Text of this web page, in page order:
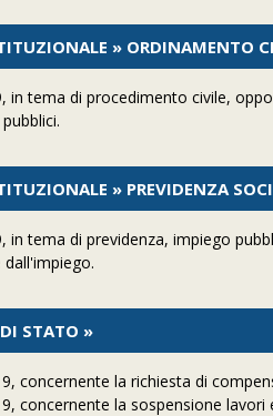
» ORDINAMENTO
in tema di procedimento civile,
» PREVIDENZA
in tema di previdenza, impiego
STATO »
concernente la richiesta di
concernente la sospensione